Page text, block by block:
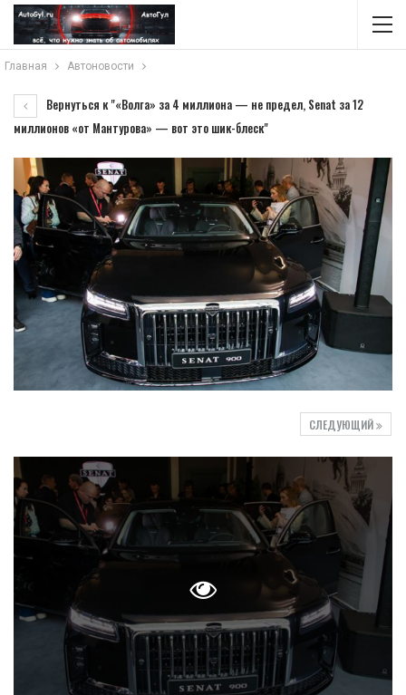
Главная Автоновости
Вернуться к "«Волга» за 4 миллиона — не предел, Senat за 12
миллионов «от Мантурова» — вот это шик-блеск"
СЛЕДУЮЩИЙ